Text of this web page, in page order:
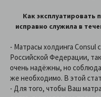
Как
исправно служила в
- Матрасы холдинга Consul
Российской Федерации,
очень надёжны, но
же необходимо. В этой
- Для того, чтобы Ваш